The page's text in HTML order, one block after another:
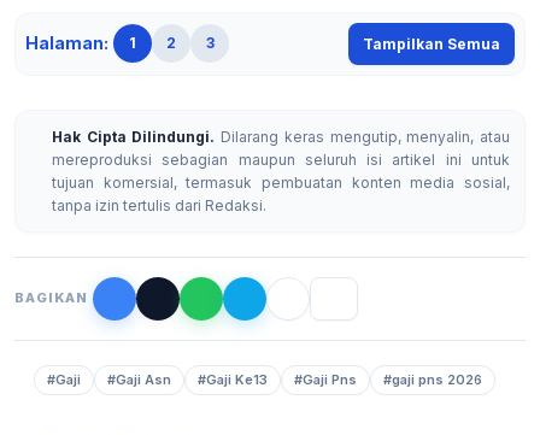
Halaman: 1 2 3 Tampilkan Semua
Hak Cipta Dilindungi. Dilarang keras mengutip, menyalin, atau
mereproduksi sebagian maupun seluruh isi artikel ini untuk
tujuan komersial, termasuk pembuatan konten media sosial,
tanpa izin tertulis dari Redaksi.
BAGIKAN
#Gaji #Gaji Asn #Gaji Ke13 #Gaji Pns #gaji pns 2026